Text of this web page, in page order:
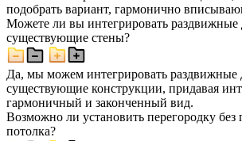
подобрать вариант, гармонично
Можете ли вы интегрировать раздвижные
существующие стены?
Да, мы можем интегрировать раздвижные
существующие конструкции, придавая
гармоничный и законченный вид.
Возможно ли установить перегородку без
потолка?